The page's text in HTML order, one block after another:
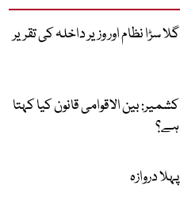
گلا سڑا نظام اور وزیر داخلہ کی تقریر
کشمیر: بین الاقوامی قانون کیا کہتا
ہے؟
پہلا دروازہ